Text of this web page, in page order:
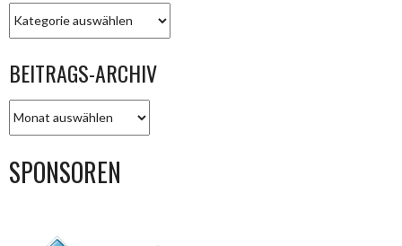
BEITRAGS-ARCHIV
ARCHIV
SPONSOREN